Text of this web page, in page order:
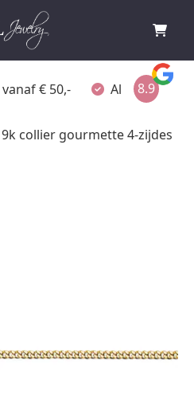
€ 50,- Altijd verpakt
8.9
collier gourmette 4-zijdes